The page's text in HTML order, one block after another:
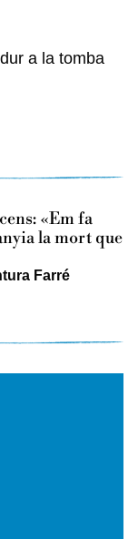
a la tomba
«Em fa
la mort que
Farré